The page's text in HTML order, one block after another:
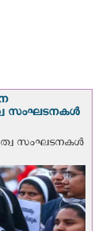
സംഘടനകള്‍
സംഘടനകൾ